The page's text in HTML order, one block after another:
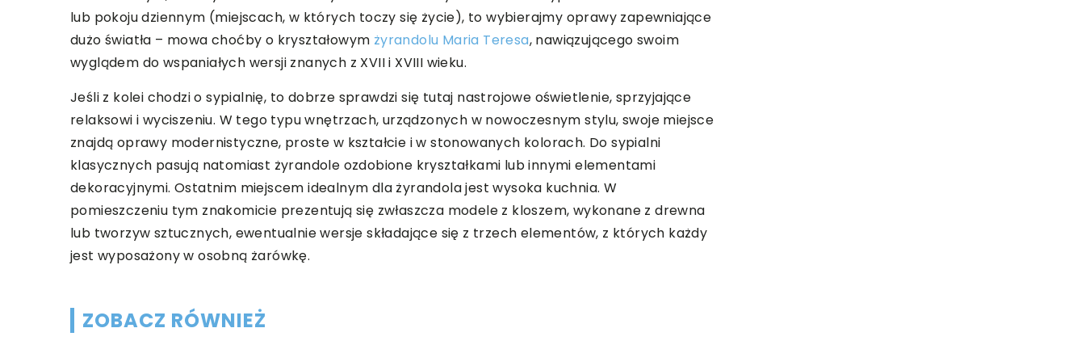
lub pokoju dziennym (miejscach, w których toczy się życie), to wybierajmy oprawy zapewniające
dużo światła – mowa choćby o kryształowym żyrandolu Maria Teresa, nawiązującego swoim
wyglądem do wspaniałych wersji znanych z XVII i XVIII wieku.
Jeśli z kolei chodzi o sypialnię, to dobrze sprawdzi się tutaj nastrojowe oświetlenie, sprzyjające
relaksowi i wyciszeniu. W tego typu wnętrzach, urządzonych w nowoczesnym stylu, swoje miejsce
znajdą oprawy modernistyczne, proste w kształcie i w stonowanych kolorach. Do sypialni
klasycznych pasują natomiast żyrandole ozdobione kryształkami lub innymi elementami
dekoracyjnymi. Ostatnim miejscem idealnym dla żyrandola jest wysoka kuchnia. W
pomieszczeniu tym znakomicie prezentują się zwłaszcza modele z kloszem, wykonane z drewna
lub tworzyw sztucznych, ewentualnie wersje składające się z trzech elementów, z których każdy
jest wyposażony w osobną żarówkę.
ZOBACZ RÓWNIEŻ